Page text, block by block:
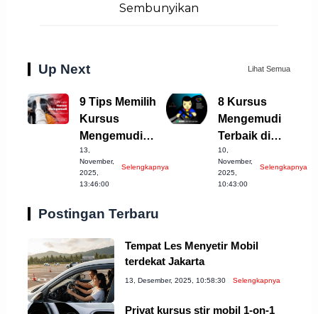
Sembunyikan
Up Next Lihat Semua
9 Tips Memilih
Kursus
Mengemudi
Mobil Terbaik di
Cianjur
13,
November,
2025,
13:46:00
Selengkapnya
8 Kursus
Mengemudi
Terbaik di
Cirebon yang
Harus Dicoba!
10,
November,
2025,
10:43:00
Selengkapnya
Postingan Terbaru
Tempat Les Menyetir Mobil
terdekat Jakarta
13, Desember, 2025, 10:58:30 Selengkapnya
Privat kursus stir mobil 1-on-1